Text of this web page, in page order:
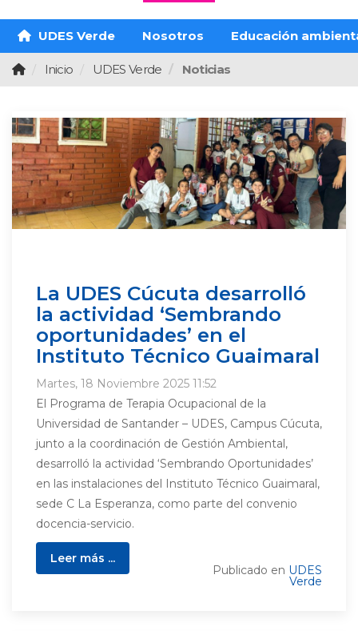
UDES Verde Nosotros Educación
Inicio UDES Verde Noticias
La UDES Cúcuta desarrolló
la actividad ‘Sembrando
oportunidades’ en el
Instituto Técnico Guaimaral
Martes, 18 Noviembre 2025 11:52
El Programa de Terapia Ocupacional de la
Universidad de Santander – UDES, Campus Cúcuta,
junto a la coordinación de Gestión Ambiental,
desarrolló la actividad ‘Sembrando Oportunidades’
en las instalaciones del Instituto Técnico Guaimaral,
sede C La Esperanza, como parte del convenio
docencia-servicio.
Leer más ...
Publicado en UDES
Verde